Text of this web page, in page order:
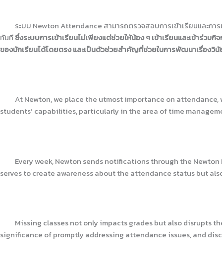
ระบบ Newton Attendance สามารถตรวจสอบการเข้าเรียนและการ
ทันทีซึ่งระบบการเข้าเรียนไม่เพียงแต่ช่วยให้น้อง ๆ เข้าเรียนและเข้าร่ว
ของนักเรียนได้โดยตรง และเป็นตัวช่วยสำคัญที่ช่วยในการพัฒนาเรื่องวินั
At Newton, we place the utmost importance on attendance,
students’ capabilities, particularly in the area of time
Every week, Newton sends notifications through the
serves to create awareness about the attendance status but
Missing classes not only impacts grades but also disrupts
significance of promptly addressing attendance issues, and